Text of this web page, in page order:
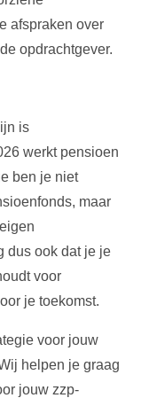
afspraken over
opdrachtgever.
is
werkt pensioen
ben je niet
maar
dus ook dat je je
voor
je toekomst.
voor jouw
helpen je graag
jouw zzp-